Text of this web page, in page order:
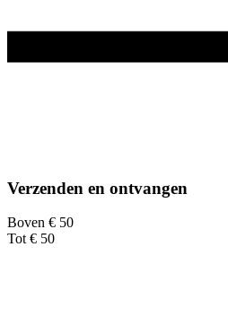
Verzenden en ontvangen
Boven € 50
Tot € 50